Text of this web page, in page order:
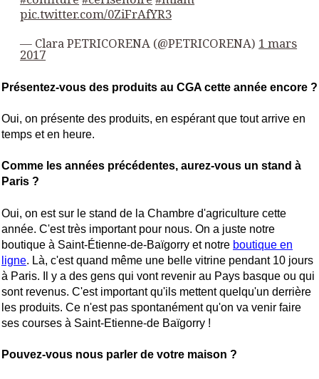
pic.twitter.com/0ZiFrAfYR3
— Clara PETRICORENA (@PETRICORENA) 1 mars
2017
Présentez-vous des produits au CGA cette année encore ?
Oui, on présente des produits, en espérant que tout arrive en
temps et en heure.
Comme les années précédentes, aurez-vous un stand à
Paris ?
Oui, on est sur le stand de la Chambre d'agriculture cette
année. C'est très important pour nous. On a juste notre
boutique à Saint-Étienne-de-Baïgorry et notre boutique en
ligne. Là, c'est quand même une belle vitrine pendant 10 jours
à Paris. Il y a des gens qui vont revenir au Pays basque ou qui
sont revenus. C'est important qu'ils mettent quelqu'un derrière
les produits. Ce n'est pas spontanément qu'on va venir faire
ses courses à Saint-Etienne-de Baïgorry !
Pouvez-vous nous parler de votre maison ?